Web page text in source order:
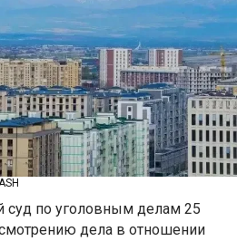
суд по уголовным делам 25
дела в отношении